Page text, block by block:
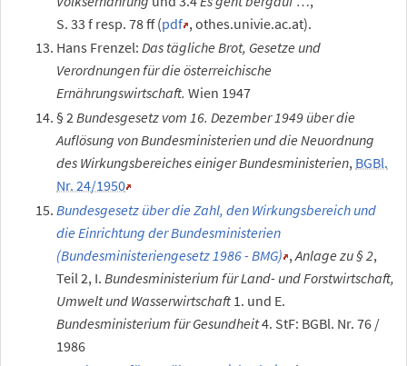
S. 33 f resp. 78ff(pdf , othes.univie.ac.at).
Hans Frenzel:Das tägliche Brot, Gesetze und
Verordnungen für die österreichische
Ernährungswirtschaft. Wien 1947
§2Bundesgesetz vom 16. Dezember 1949 über die
Auflösung von Bundesministerien und die Neuordnung
des Wirkungsbereiches einiger Bundesministerien, BGBl.
Nr. 24/1950
Bundesgesetz über die Zahl, den Wirkungsbereich und
die Einrichtung der Bundesministerien
(Bundesministeriengesetz 1986 - BMG) ,Anlage zu § 2,
Teil 2, I. Bundesministerium für Land- und Forstwirtschaft,
Umwelt und Wasserwirtschaft1. und E.
Bundesministerium für Gesundheit4. StF: BGBl. Nr. 76 /
1986